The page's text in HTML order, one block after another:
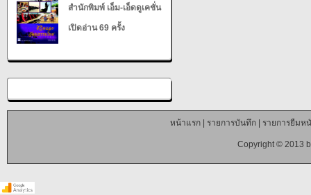
สำนักพิมพ์ เอ็ม-เอ็ดดูเคชั่น
เปิดอ่าน 69 ครั้ง
หน้าแรก| รายการบันทึก| รายการยืมห
Copyright © 2013